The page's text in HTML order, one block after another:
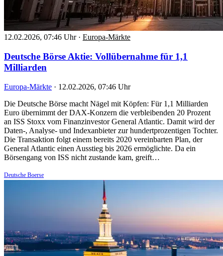
12.02.2026, 07:46 Uhr · Europa-Märkte
Deutsche Börse Aktie: Vollübernahme für 1,1
Milliarden
Europa-Märkte · 12.02.2026, 07:46 Uhr
Die Deutsche Börse macht Nägel mit Köpfen: Für 1,1 Milliarden
Euro übernimmt der DAX-Konzern die verbleibenden 20 Prozent
an ISS Stoxx vom Finanzinvestor General Atlantic. Damit wird der
Daten-, Analyse- und Indexanbieter zur hundertprozentigen Tochter.
Die Transaktion folgt einem bereits 2020 vereinbarten Plan, der
General Atlantic einen Ausstieg bis 2026 ermöglichte. Da ein
Börsengang von ISS nicht zustande kam, greift…
Deutsche Boerse